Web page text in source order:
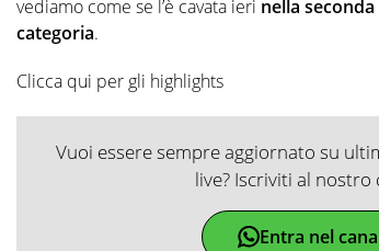
vediamo come se l’è cavata ieri nella
categoria.
Clicca qui per gli highlights
Vuoi essere sempre aggiornato su
live? Iscriviti al nostro
Entra nel